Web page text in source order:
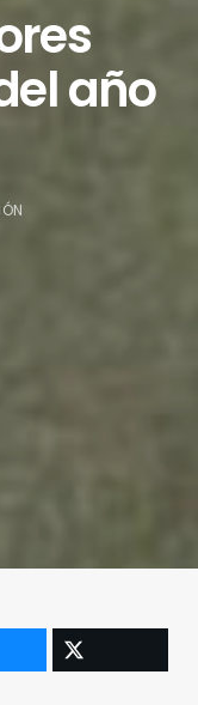
año